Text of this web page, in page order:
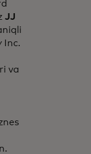
JJ
Inc.
va